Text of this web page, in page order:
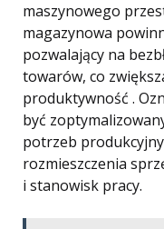
maszynowego
magazynowa
pozwalający na
towarów, co
produktywność .
być
potrzeb
rozmieszczenia
i stanowisk pracy.